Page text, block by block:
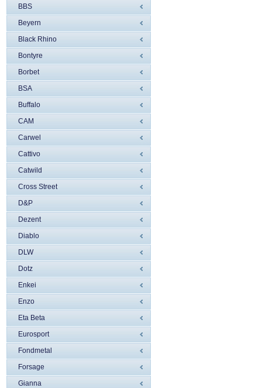
BBS
Beyern
Black Rhino
Bontyre
Borbet
BSA
Buffalo
CAM
Carwel
Cattivo
Catwild
Cross Street
D&P
Dezent
Diablo
DLW
Dotz
Enkei
Enzo
Eta Beta
Eurosport
Fondmetal
Forsage
Gianna